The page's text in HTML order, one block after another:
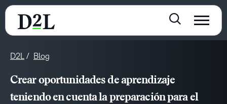
D2L Blog
Crear oportunidades de aprendizaje
teniendo en cuenta la preparación para el